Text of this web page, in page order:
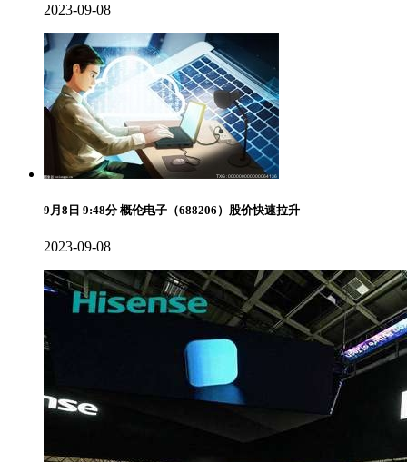
2023-09-08
9月8日 9:48分 概伦电子（688206）股价快速拉升
2023-09-08